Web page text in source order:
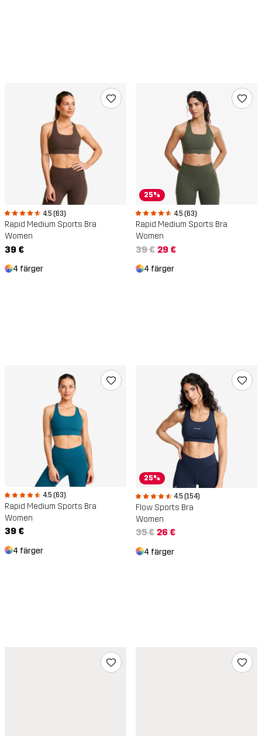
4.5 (63)
Rapid Medium Sports Bra
Women
39 €
4 färger
25%
4.5 (63)
Rapid Medium Sports Bra
Women
39 € 29 €
4 färger
4.5 (63)
Rapid Medium Sports Bra
Women
39 €
4 färger
25%
4.5 (154)
Flow Sports Bra
Women
35 € 26 €
4 färger